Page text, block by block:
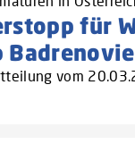
für
vom